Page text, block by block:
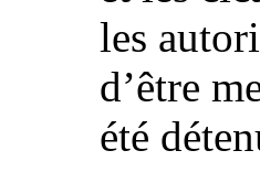
les
d’être
été